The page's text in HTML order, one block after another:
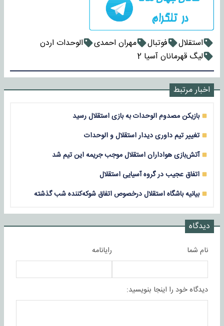
استقلال فوتبال مهران احمدی
الوحدات اردن
لیگ قهرمانان آسیا 2
اخبار مرتبط
بازیکن مصدوم الوحدات به بازی استقلال رسید
تغییر تیم داوری دیدار استقلال و الوحدات
آتش‌بازی هواداران استقلال موجب جریمه این تیم شد
اتفاق عجیب در گروه آسیایی استقلال
بیانیه باشگاه استقلال درخصوص اتفاق شوکه‌کننده شب گذشته
دیدگاه
نام شما رایانامه
دیدگاه خود را اینجا بنویسید: